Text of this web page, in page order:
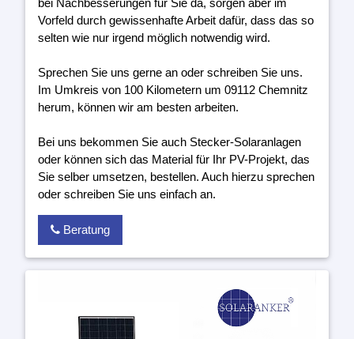
bei Nachbesserungen für Sie da, sorgen aber im
Vorfeld durch gewissenhafte Arbeit dafür, dass das so
selten wie nur irgend möglich notwendig wird.
Sprechen Sie uns gerne an oder schreiben Sie uns.
Im Umkreis von 100 Kilometern um 09112 Chemnitz
herum, können wir am besten arbeiten.
Bei uns bekommen Sie auch Stecker-Solaranlagen
oder können sich das Material für Ihr PV-Projekt, das
Sie selber umsetzen, bestellen. Auch hierzu sprechen
oder schreiben Sie uns einfach an.
Beratung